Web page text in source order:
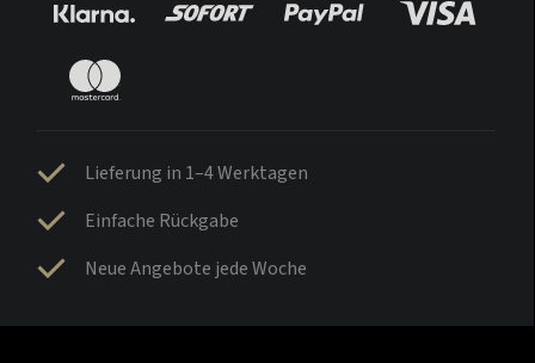
Lieferung in 1–4 Werktagen
Einfache Rückgabe
Neue Angebote jede Woche